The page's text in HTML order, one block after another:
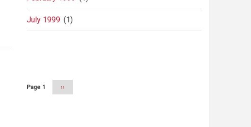
July 1999 (1)
Page 1
Next
page
››